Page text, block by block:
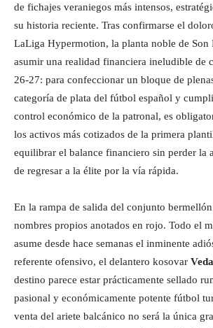
de fichajes veraniegos más intensos,
su historia reciente. Tras confirmarse el
LaLiga Hypermotion, la planta noble de Son
asumir una realidad financiera ineludible de
26-27: para confeccionar un bloque de
categoría de plata del fútbol español y
control económico de la patronal, es
los activos más cotizados de la primera
equilibrar el balance financiero sin perder la
de regresar a la élite por la vía rápida.
En la rampa de salida del conjunto
nombres propios anotados en rojo. Todo el
asume desde hace semanas el inminente
referente ofensivo, el delantero kosovar
destino parece estar prácticamente sellado
pasional y económicamente potente fútbol
venta del ariete balcánico no será la única